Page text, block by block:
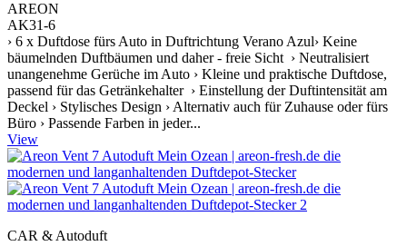
AREON
AK31-6
› 6 x Duftdose fürs Auto in Duftrichtung Verano Azul› Keine
bäumelnden Duftbäumen und daher - freie Sicht › Neutralisiert
unangenehme Gerüche im Auto › Kleine und praktische Duftdose,
passend für das Getränkehalter › Einstellung der Duftintensität am
Deckel › Stylisches Design › Alternativ auch für Zuhause oder fürs
Büro › Passende Farben in jeder...
View
CAR & Autoduft